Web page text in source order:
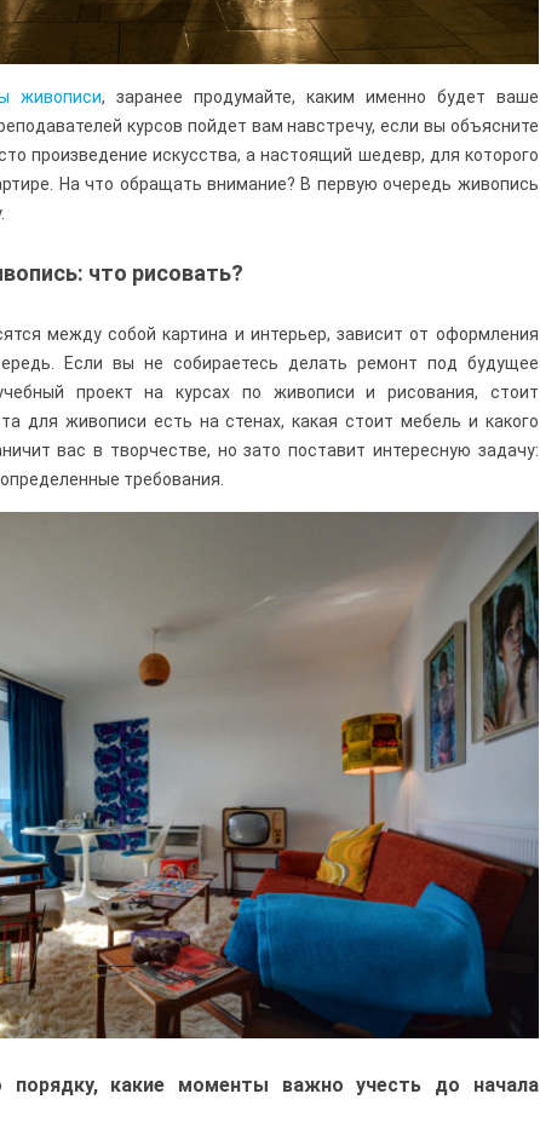
живописи, заранее продумайте, каким именно будет ваше
курсов пойдет вам навстречу, если вы объясните
произведение искусства, а настоящий шедевр, для которого
На что обращать внимание? В первую очередь живопись
что рисовать?
между собой картина и интерьер, зависит от оформления
Если вы не собираетесь делать ремонт под будущее
проект на курсах по живописи и рисования, стоит
для живописи есть на стенах, какая стоит мебель и какого
вас в творчестве, но зато поставит интересную задачу:
требования.
порядку, какие моменты важно учесть до начала